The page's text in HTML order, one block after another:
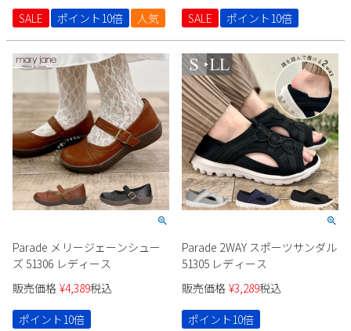
SALE
ポイント10倍 人気
SALE
ポイント10倍
Parade メリージェーンシュー
ズ 51306 レディース
販売価格 ¥4,389税込
ポイント10倍
Parade 2WAY スポーツサンダル
51305 レディース
販売価格 ¥3,289税込
ポイント10倍